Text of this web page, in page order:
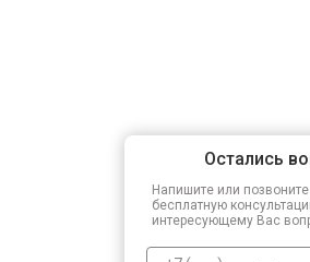
Остались
Напишите или
бесплатную
интересующему Вас